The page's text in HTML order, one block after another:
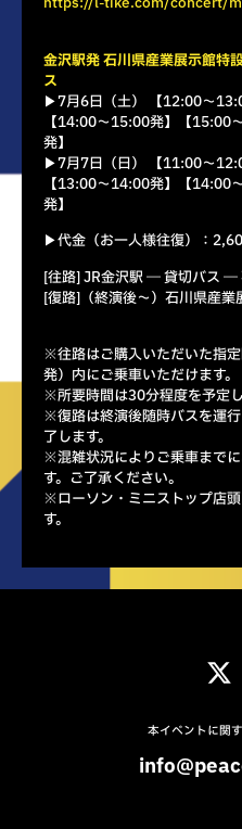
金沢駅発 石川県産業展示館特
ス
▶︎7月6日（土） 【12:00～
【14:00～15:00発】【
発】
▶︎7月7日（日） 【11:00～
【13:00～14:00発】【
発】
▶︎代金（お一人様往復）：
[往路] JR金沢駅 ― 貸切バス ―
[復路]（終演後～）石川県産
※往路はご購入いただいた指
発）内にご乗車いただけます。
※所要時間は30分程度を予定し
※復路は終演後随時バスを運
了します。
※混雑状況によりご乗車まで
す。ご了承ください。
※ローソン・ミニストップ店
す。
本イベントに関